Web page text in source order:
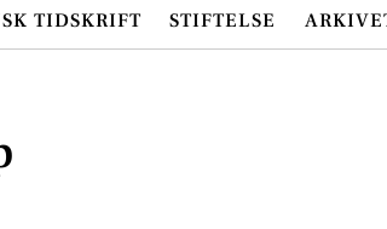
TIDSKRIFT STIFTELSE